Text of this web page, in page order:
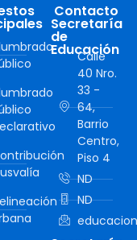
Contacto
Secretaría
de
Educación
Calle
40 Nro.
33 -
64,
Barrio
Centro,
Piso 4
ND
ND